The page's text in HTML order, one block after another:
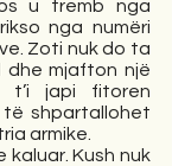
u tremb nga
nga numëri
Zoti nuk do ta
dhe mjafton një
japi fitoren
shpartallohet
armike.